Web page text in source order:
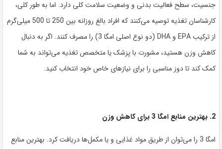
جنسیت، سطح فعالیت بدنی و وضعیت سلامت کلی دارد. اما به طور کلی،
کارشناسان تغذیه توصیه می‌کنند که افراد بالغ روزانه بین 250 تا 500 میلی‌گرم
از ترکیب EPA و DHA (دو نوع اصلی امگا 3) را مصرف کنند. اگر به دنبال
کاهش وزن هستید، مشورت با پزشک یا متخصص تغذیه می‌تواند به شما
کمک کند تا دوز مناسبی را برای نیازهای خاص خود انتخاب کنید.
2. بهترین منابع امگا 3 برای کاهش وزن
امگا 3 را می‌توان از طریق مواد غذایی و یا مکمل‌ها دریافت کرد. بهترین منابع